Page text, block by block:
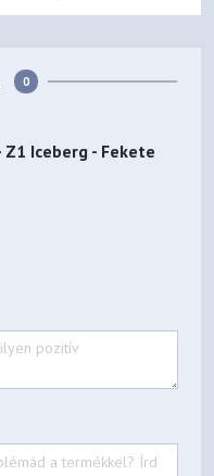
0
Z1 Iceberg - Fekete